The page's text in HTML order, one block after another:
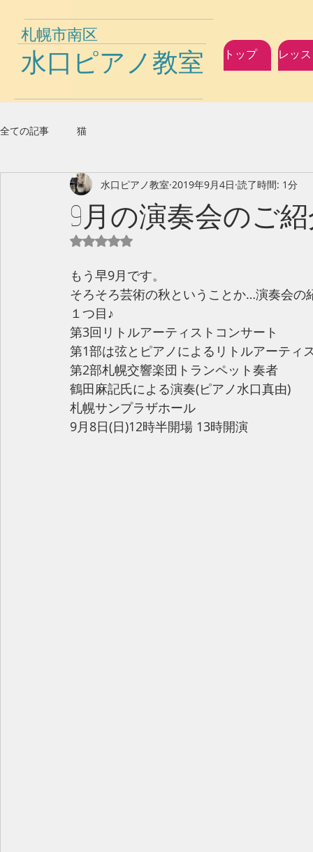
札幌市南区
水口ピアノ教室 トップ レッ
全ての記事 猫
9月の演奏会のご
水口ピアノ教室 2019年9月4日 読了時間: 1分
5つ星のうちNaNと評価されています。
もう早9月です。
そろそろ芸術の秋ということか…演奏会の
１つ目♪
第3回リトルアーティストコンサート
第1部は弦とピアノによるリトルアーティ
第2部札幌交響楽団トランペット奏者
鶴田麻記氏による演奏(ピアノ水口真由)
札幌サンプラザホール
9月8日(日)12時半開場 13時開演